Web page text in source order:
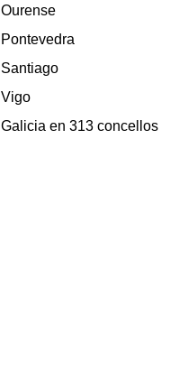
Ourense
Pontevedra
Santiago
Vigo
Galicia en 313 concellos